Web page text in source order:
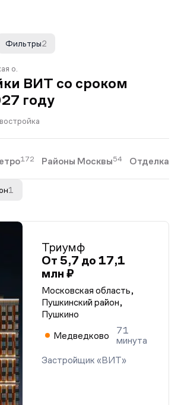
2
Фильтры
о.
ВИТ со сроком
году
172 Районы Москвы54 Отделка
1
Триумф
От 5,7 до 17,1
млн ₽
Московская область,
Пушкинский район,
Пушкино
Медведково
71
минута
Застройщик «ВИТ»